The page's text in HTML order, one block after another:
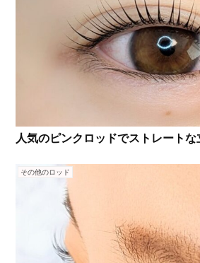
人気のピンクロッドでストレート
その他のロッド